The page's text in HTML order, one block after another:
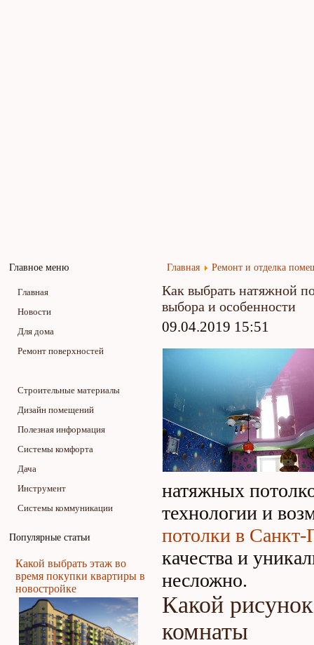
Главное меню
Главная
Новости
Для дома
Ремонт поверхностей
Строительные материалы
Дизайн помещений
Полезная информация
Системы комфорта
Дача
Инструмент
Системы коммуникации
Популярные статьи
Какой выбрать этаж во
время покупки квартиры в
новостройке
Главная Ремонт и отделка
Как выбрать натяжной
выбора и особенности
09.04.2019 15:51
натяжных
технологии и
потолки в Санкт-
качества и
несложно.
Какой
комнаты